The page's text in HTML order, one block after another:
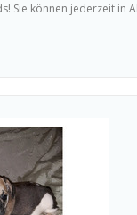
Sie können jederzeit in